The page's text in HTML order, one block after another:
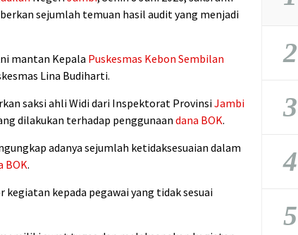
sejumlah temuan hasil audit yang menjadi
mantan Kepala Puskesmas Kebon Sembilan
Lina Budiharti.
saksi ahli Widi dari Inspektorat ProvinsiJambi
dilakukan terhadap penggunaan dana BOK.
adanya sejumlah ketidaksesuaian dalam
BOK.
kepada pegawai yang tidak sesuai
2
3
4
5